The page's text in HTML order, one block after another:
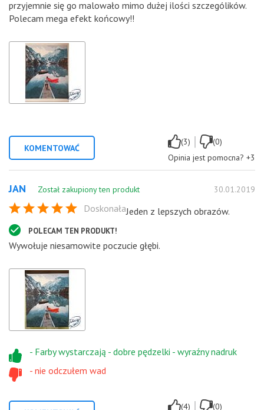
przyjemnie się go malowało mimo dużej ilości szczególików.
Polecam mega efekt końcowy!!
KOMENTOWAĆ
(3) |
(0)
Opinia jest pomocna? +3
JAN Został zakupiony ten produkt 30.01.2019
Doskonała
POLECAM TEN PRODUKT!
Jeden z lepszych obrazów.
Wywołuje niesamowite poczucie głębi.
- nie odczułem wad
- Farby wystarczają - dobre pędzelki - wyraźny nadruk
(4) |
(0)